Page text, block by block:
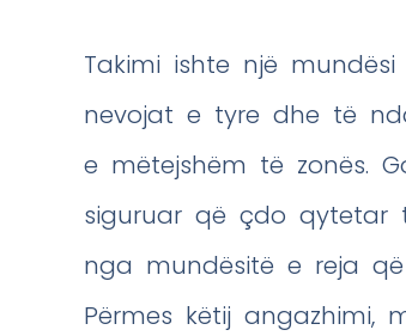
Takimi ishte një
nevojat e tyre dhe të
e mëtejshëm të zonës.
siguruar që çdo qytetar
nga mundësitë e reja
Përmes këtij angazhimi,